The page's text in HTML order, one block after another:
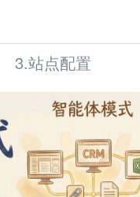
3.站点配置